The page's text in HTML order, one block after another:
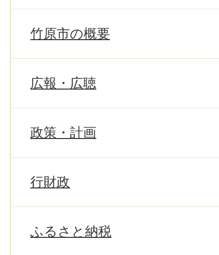
竹原市の概要
広報・広聴
政策・計画
行財政
ふるさと納税